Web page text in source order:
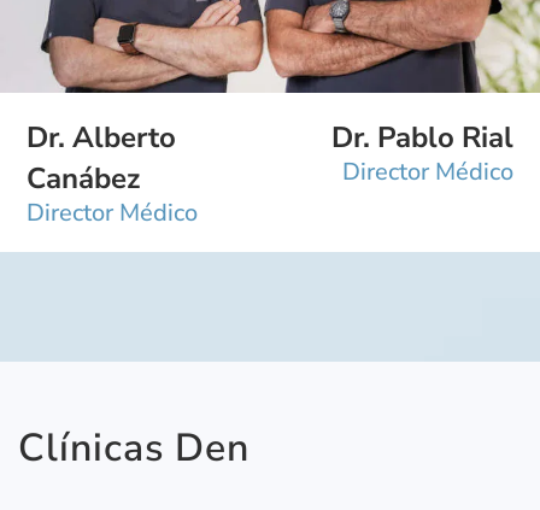
Dr. Alberto
Canábez
Director Médico
Dr. Pablo Rial
Director Médico
Clínicas Den